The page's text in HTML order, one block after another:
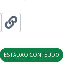
ESTADAO CONTEUDO